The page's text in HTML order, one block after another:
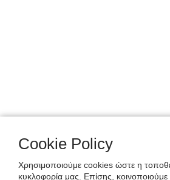
Cookie Policy
Χρησιμοποιούμε cookies ώστε η
κυκλοφορία μας. Επίσης,